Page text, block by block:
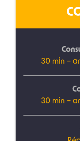
30 min –
30 min –